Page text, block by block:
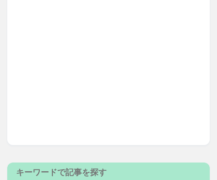
キーワードで記事を探す